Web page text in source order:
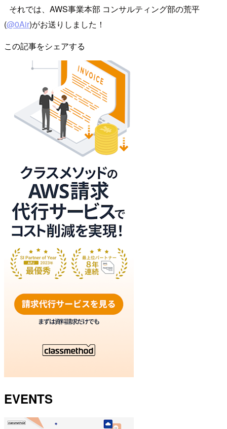
それでは、AWS事業本部 コンサルティング部の荒平
(@0Air)がお送りしました！
この記事をシェアする
EVENTS